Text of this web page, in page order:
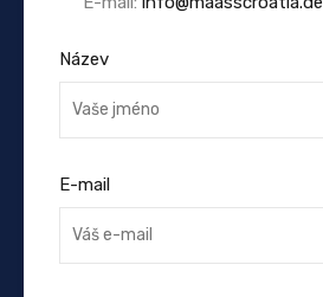
Název
E-mail